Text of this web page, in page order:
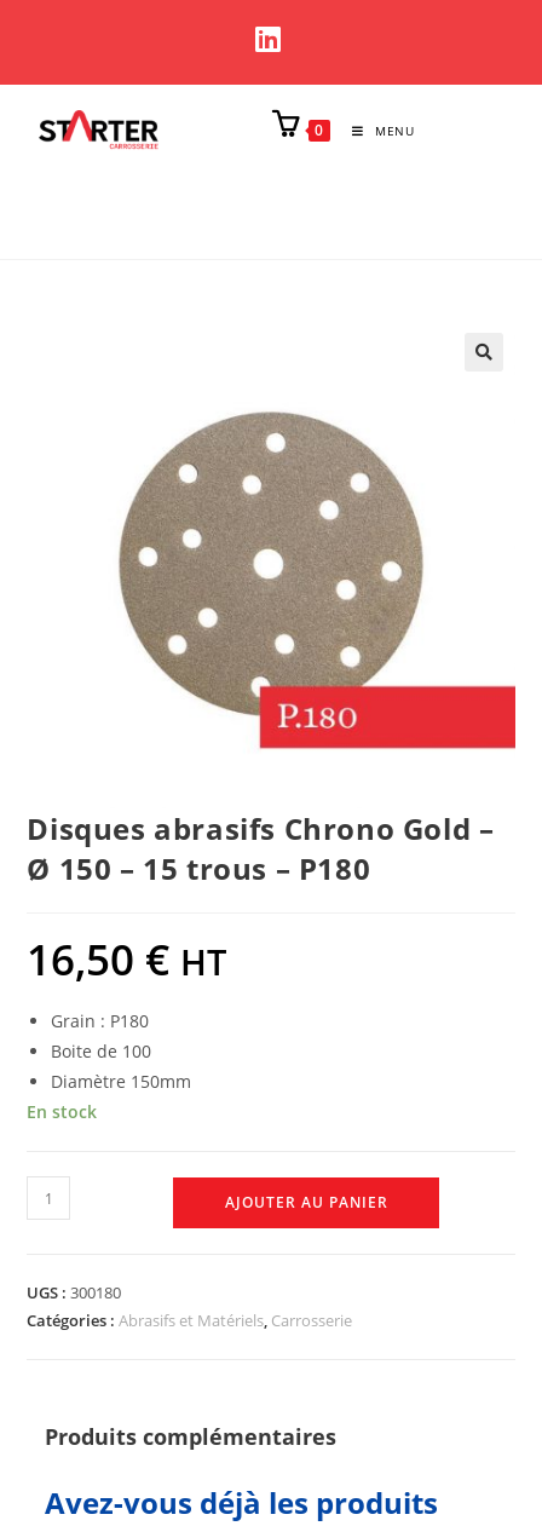
0 MENU
Disques abrasifs Chrono Gold –
Ø 150 – 15 trous – P180
16,50 € HT
Grain : P180
Boite de 100
Diamètre 150mm
En stock
AJOUTER AU PANIER
UGS :300180
Catégories :Abrasifs et Matériels, Carrosserie
Produits complémentaires
Avez-vous déjà les produits